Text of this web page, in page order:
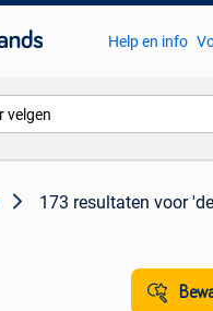
Help en info
173 resultaten voor